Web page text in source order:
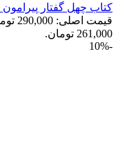
کتاب چهل گفتار
قیمت اصلی: 290,000 تومان بود.
261,000 تومان.
-10%